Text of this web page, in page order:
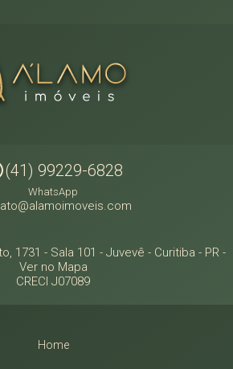
(41) 99229-6828
WhatsApp
1731 - Sala 101 - Juvevê - Curitiba - PR -
Ver no Mapa
CRECI J07089
Home